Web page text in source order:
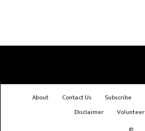
About Contact Us Subscribe
Disclaimer
Volunteer